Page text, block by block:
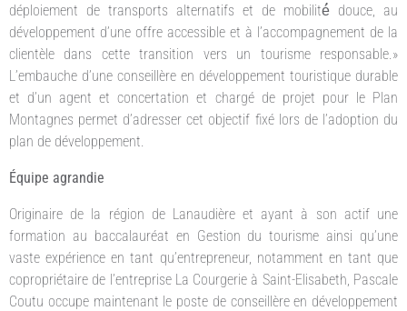
déploiement de transports alternatifs et de mobilité́ douce, au
développement d’une offre accessible et à l’accompagnement de la
clientèle dans cette transition vers un tourisme responsable.»
L’embauche d’une conseillère en développement touristique durable
et d’un agent et concertation et chargé de projet pour le Plan
Montagnes permet d’adresser cet objectif fixé lors de l’adoption du
plan de développement.
Équipe agrandie
Originaire de la région de Lanaudière et ayant à son actif une
formation au baccalauréat en Gestion du tourisme ainsi qu’une
vaste expérience en tant qu’entrepreneur, notamment en tant que
copropriétaire de l’entreprise La Courgerie à Saint-Elisabeth, Pascale
Coutu occupe maintenant le poste de conseillère en développement